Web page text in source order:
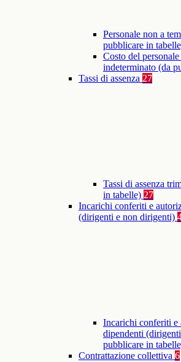
Personale non a
pubblicare in
Costo del
indeterminato (da
Tassi di assenza 27
Tassi di assenza
in tabelle) 27
Incarichi conferiti e
(dirigenti e non dirigenti)
Incarichi conferiti e
dipendenti
pubblicare in
Contrattazione collettiva 6